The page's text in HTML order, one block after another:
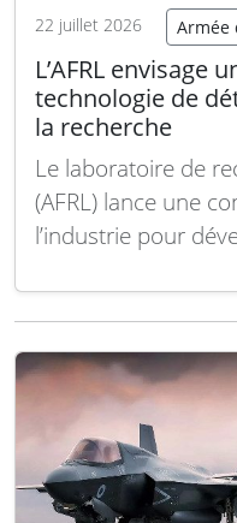
22 juillet 2026 Armée
L’AFRL envisage
technologie de
la recherche
Le laboratoire de
(AFRL) lance une
l’industrie pour
recherches en
infrarouge. Cette
les équipements
directeurat des